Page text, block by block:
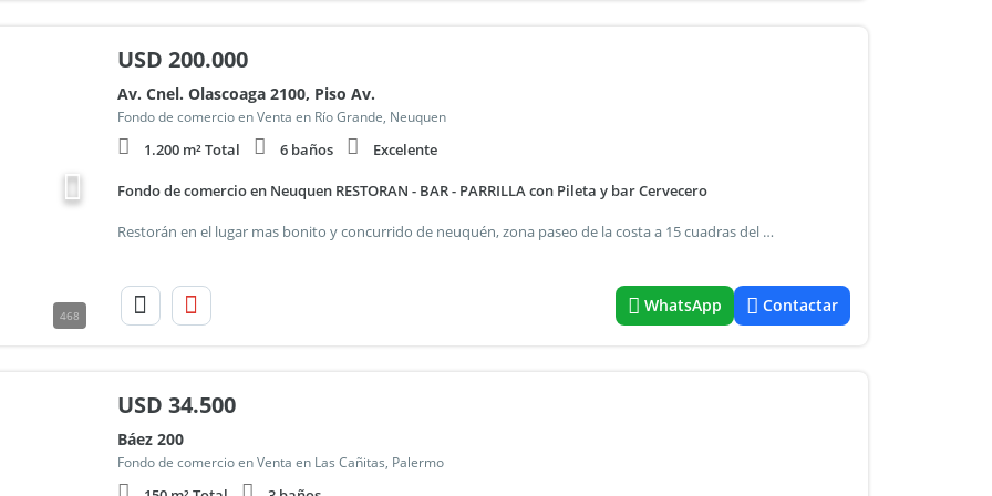
468
USD 200.000
Av. Cnel. Olascoaga 2100, Piso Av.
Fondo de comercio en Venta en Río Grande, Neuquen
1.200 m² Total 6 baños Excelente
Fondo de comercio en Neuquen RESTORAN - BAR - PARRILLA con Pileta y bar Cervecero
Restorán en el lugar mas bonito y concurrido de neuquén, zona paseo de la costa a 15 cuadras del microcentro, zona turística con increíble potencial. Se puede explotar cono resto y parrilla, con salon de 60 plazas más 100 plazas en la terraza y un bar solario alrededor de la pileta con 60 plazas mas, alto transito en la zona y gran potencial en la zona de mas crecimiento del pais . Completamente equipado, baños modernos, vajilla, cámaras de congelados y de frio, anafes hornos convectores, nesas de trabajo, maquinas y herramientas de todo tipo y primeras marcas, sobadora, amasadora, multiprocesadora, 2 mixes turboblender, licuadoras, microondas, cortadora de fiambre, freidoras (4), plancha a gas y plancha doble eléctrica , etc etc. Acepto vehiculos en buen estado o terrenos o propiedad por el 50% del valor
WhatsApp Contactar
USD 34.500
Báez 200
Fondo de comercio en Venta en Las Cañitas, Palermo